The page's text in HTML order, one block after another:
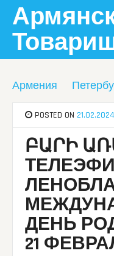
content
Армения
POSTED ON 21.02.2024
ԲԱՐԻ
ДЕНЬ
21